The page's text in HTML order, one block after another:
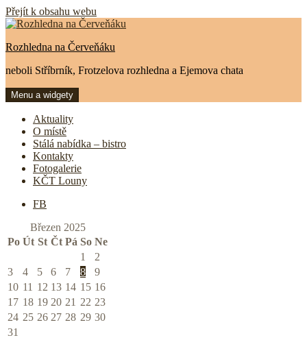
Přejít k obsahu webu
Rozhledna na Červeňáku
neboli Stříbrník, Frotzelova rozhledna a Ejemova chata
Menu a widgety
Aktuality
O místě
Stálá nabídka – bistro
Kontakty
Fotogalerie
KČT Louny
FB
Březen 2025
Po Út St Čt Pá So Ne
1
2
3
4 5 6 7 8
9
10 11 12 13 14 15 16
17 18 19 20 21 22 23
24 25 26 27 28 29 30
31